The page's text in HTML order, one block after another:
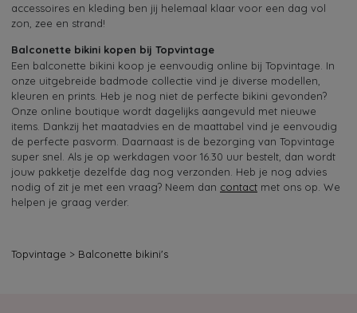
accessoires en kleding ben jij helemaal klaar voor een dag vol
zon, zee en strand!
Balconette bikini kopen bij Topvintage
Een balconette bikini koop je eenvoudig online bij Topvintage. In
onze uitgebreide badmode collectie vind je diverse modellen,
kleuren en prints. Heb je nog niet de perfecte bikini gevonden?
Onze online boutique wordt dagelijks aangevuld met nieuwe
items. Dankzij het maatadvies en de maattabel vind je eenvoudig
de perfecte pasvorm. Daarnaast is de bezorging van Topvintage
super snel. Als je op werkdagen voor 16.30 uur bestelt, dan wordt
jouw pakketje dezelfde dag nog verzonden. Heb je nog advies
nodig of zit je met een vraag? Neem dan contact met ons op. We
helpen je graag verder.
Topvintage > Balconette bikini's